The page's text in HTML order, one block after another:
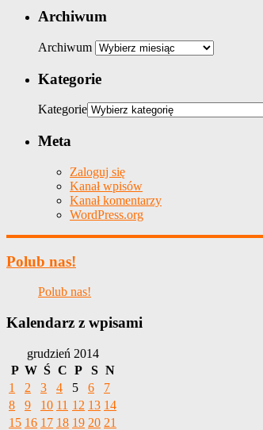
Archiwum
Archiwum
Kategorie
Kategorie
Meta
Zaloguj się
Kanał wpisów
Kanał komentarzy
WordPress.org
Polub nas!
Polub nas!
Kalendarz z wpisami
grudzień 2014
P W Ś C P S N
1
2 3 4 5 6
7
8
9 10 11 12 13 14
15 16 17 18 19 20 21